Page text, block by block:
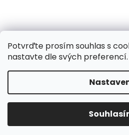
Potvrďte prosím souhlas s
nastavte dle svých preferencí.